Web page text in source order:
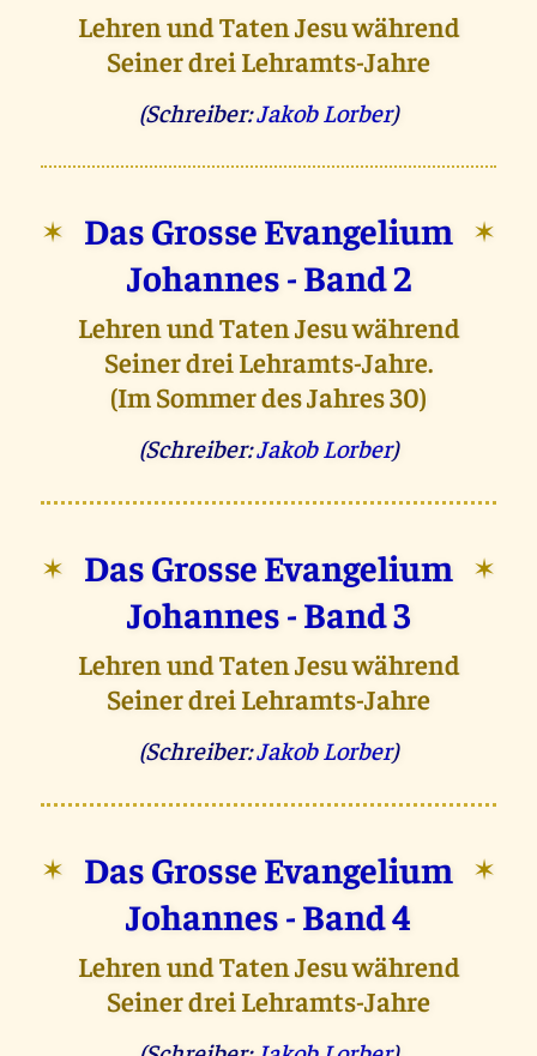
Lehren und Taten Jesu während
Seiner drei Lehramts-Jahre
(Schreiber:Jakob Lorber)
✶
Das Grosse Evangelium
Johannes - Band 2
✶
Lehren und Taten Jesu während
Seiner drei Lehramts-Jahre.
(Im Sommer des Jahres 30)
(Schreiber:Jakob Lorber)
✶
Das Grosse Evangelium
Johannes - Band 3
✶
Lehren und Taten Jesu während
Seiner drei Lehramts-Jahre
(Schreiber:Jakob Lorber)
✶
Das Grosse Evangelium
Johannes - Band 4
✶
Lehren und Taten Jesu während
Seiner drei Lehramts-Jahre